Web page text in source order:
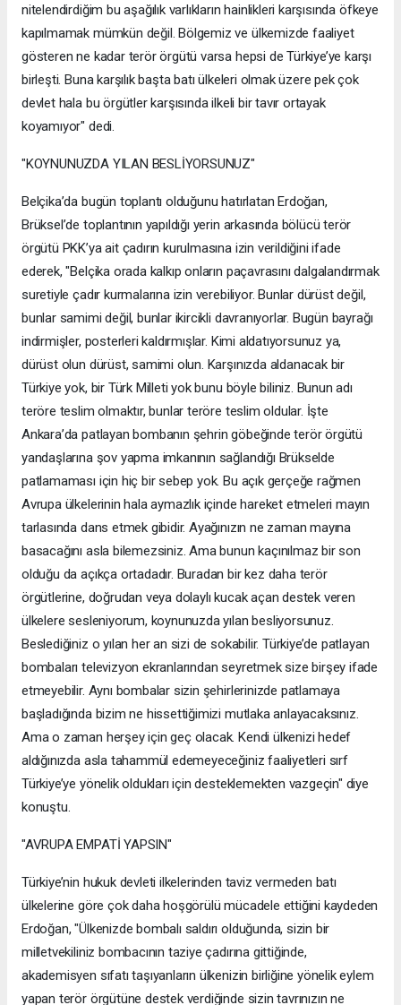
nitelendirdiğim bu aşağılık varlıkların hainlikleri karşısında öfkeye
kapılmamak mümkün değil. Bölgemiz ve ülkemizde faaliyet
gösteren ne kadar terör örgütü varsa hepsi de Türkiye’ye karşı
birleşti. Buna karşılık başta batı ülkeleri olmak üzere pek çok
devlet hala bu örgütler karşısında ilkeli bir tavır ortayak
koyamıyor" dedi.
"KOYNUNUZDA YILAN BESLİYORSUNUZ"
Belçika’da bugün toplantı olduğunu hatırlatan Erdoğan,
Brüksel’de toplantının yapıldığı yerin arkasında bölücü terör
örgütü PKK’ya ait çadırın kurulmasına izin verildiğini ifade
ederek, "Belçika orada kalkıp onların paçavrasını dalgalandırmak
suretiyle çadır kurmalarına izin verebiliyor. Bunlar dürüst değil,
bunlar samimi değil, bunlar ikircikli davranıyorlar. Bugün bayrağı
indirmişler, posterleri kaldırmışlar. Kimi aldatıyorsunuz ya,
dürüst olun dürüst, samimi olun. Karşınızda aldanacak bir
Türkiye yok, bir Türk Milleti yok bunu böyle biliniz. Bunun adı
teröre teslim olmaktır, bunlar teröre teslim oldular. İşte
Ankara’da patlayan bombanın şehrin göbeğinde terör örgütü
yandaşlarına şov yapma imkanının sağlandığı Brükselde
patlamaması için hiç bir sebep yok. Bu açık gerçeğe rağmen
Avrupa ülkelerinin hala aymazlık içinde hareket etmeleri mayın
tarlasında dans etmek gibidir. Ayağınızın ne zaman mayına
basacağını asla bilemezsiniz. Ama bunun kaçınılmaz bir son
olduğu da açıkça ortadadır. Buradan bir kez daha terör
örgütlerine, doğrudan veya dolaylı kucak açan destek veren
ülkelere sesleniyorum, koynunuzda yılan besliyorsunuz.
Beslediğiniz o yılan her an sizi de sokabilir. Türkiye’de patlayan
bombaları televizyon ekranlarından seyretmek size birşey ifade
etmeyebilir. Aynı bombalar sizin şehirlerinizde patlamaya
başladığında bizim ne hissettiğimizi mutlaka anlayacaksınız.
Ama o zaman herşey için geç olacak. Kendi ülkenizi hedef
aldığınızda asla tahammül edemeyeceğiniz faaliyetleri sırf
Türkiye’ye yönelik oldukları için desteklemekten vazgeçin" diye
konuştu.
"AVRUPA EMPATİ YAPSIN"
Türkiye’nin hukuk devleti ilkelerinden taviz vermeden batı
ülkelerine göre çok daha hoşgörülü mücadele ettiğini kaydeden
Erdoğan, "Ülkenizde bombalı saldırı olduğunda, sizin bir
milletvekiliniz bombacının taziye çadırına gittiğinde,
akademisyen sıfatı taşıyanların ülkenizin birliğine yönelik eylem
yapan terör örgütüne destek verdiğinde sizin tavrınızın ne